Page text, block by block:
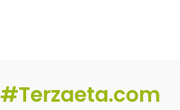
#Terzaeta.com